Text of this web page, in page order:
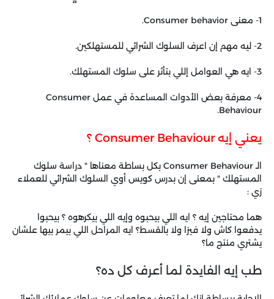
1- معنى Consumer behavior.
2- ليه مهم إن اعرف السلوك الشرائي للمستهلكين.
3- ايه هي العوامل إللي بتأثر على سلوك المستهلك.
4- معرفة بعض الأدوات المساعدة في عمل Consumer
Behaviour.
يعني إيه Consumer Behaviour ؟
الـ Consumer Behaviour بكل بساطة معناها " دراسة سلوك
المستهلك " بمعنى إن بدرس كويس أوي السلوك الشرائي للعملاء
زي :
هما محتاجين إيه ؟ ايه اللي بيحبوه وإيه اللي بيكرهوه ؟ بيحبوا
يدفعوا كاش ولا فيزا ولا بالقسط؟ ايه المراحل اللي بيمر بيها علشان
يشتري منتج ما؟
طب إيه الفايدة لما أعرف كل ده؟